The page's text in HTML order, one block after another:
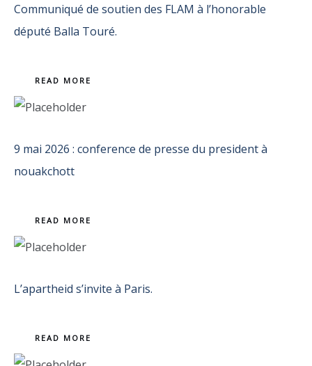
Communiqué de soutien des FLAM à l’honorable
député Balla Touré.
READ MORE
9 mai 2026 : conference de presse du president à
nouakchott
READ MORE
L’apartheid s’invite à Paris.
READ MORE